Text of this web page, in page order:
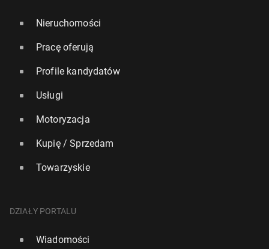
Nieruchomości
Pracę oferują
Profile kandydatów
Usługi
Motoryzacja
Kupię / Sprzedam
Towarzyskie
DZIAŁY PORTALU
Wiadomości